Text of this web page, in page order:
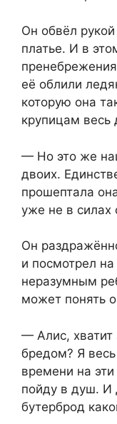
Он обвёл
платье. И в
её облили
которую она
крупицам весь
— Но это же
двоих.
прошептала
уже не в силах
Он
и посмотрел
неразумным
может понять
— Алис, хватит
бредом? Я
времени на эти
пойду в душ. И
бутерброд